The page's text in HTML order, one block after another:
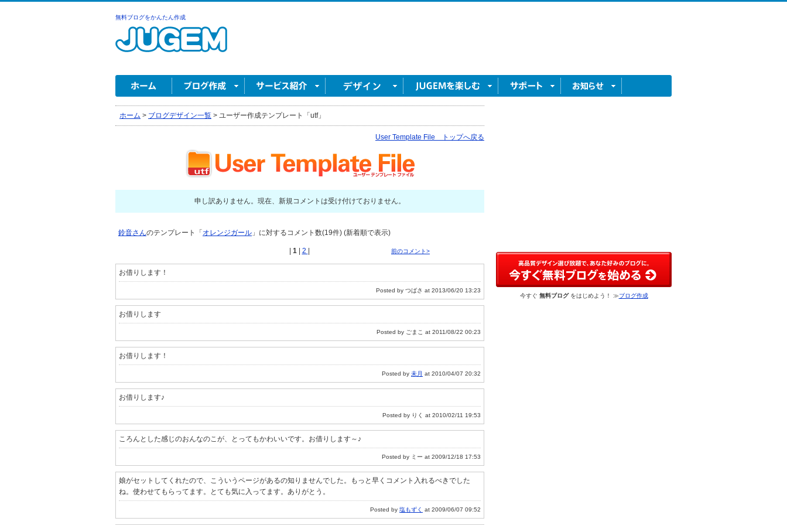
無料ブログをかんたん作成
ホーム > ブログデザイン一覧 > ユーザー作成テンプレート「utf」
User Template File トップへ戻る
申し訳ありません。現在、新規コメントは受け付けておりません。
鈴音さんのテンプレート「 オレンジガール 」に対するコメント数(19件) (新着順で表示)
1 2 前のコメント>
お借りします！
Posted by つばさ at 2013/06/20 13:23
お借りします
Posted by ごまこ at 2011/08/22 00:23
お借りします！
Posted by 未月 at 2010/04/07 20:32
お借りします♪
Posted by りく at 2010/02/11 19:53
ころんとした感じのおんなのこが、とってもかわいいです。お借りします～♪
Posted by ミー at 2009/12/18 17:53
娘がセットしてくれたので、こういうページがあるの知りませんでした。もっと早くコメント入れるべきでした
ね。使わせてもらってます。とても気に入ってます。ありがとう。
Posted by 塩もずく at 2009/06/07 09:52
今すぐ 無料ブログをはじめよう！ ≫ブログ作成